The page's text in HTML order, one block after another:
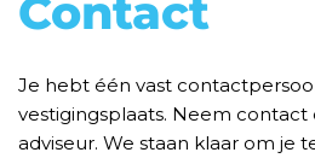
Contact
Je hebt één vast
vestigingsplaats. Neem
adviseur. We staan klaar om je